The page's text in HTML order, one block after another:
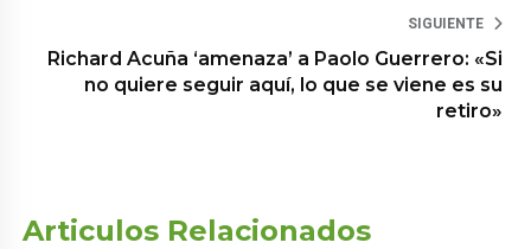
SIGUIENTE
Richard Acuña ‘amenaza’ a Paolo Guerrero: «Si
no quiere seguir aquí, lo que se viene es su
retiro»
Articulos Relacionados